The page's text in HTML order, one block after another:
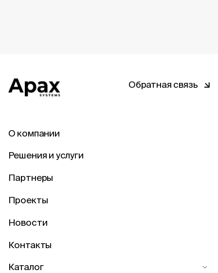
Обратная связь
О компании
Решения и услуги
Партнеры
Проекты
Новости
Контакты
Каталог